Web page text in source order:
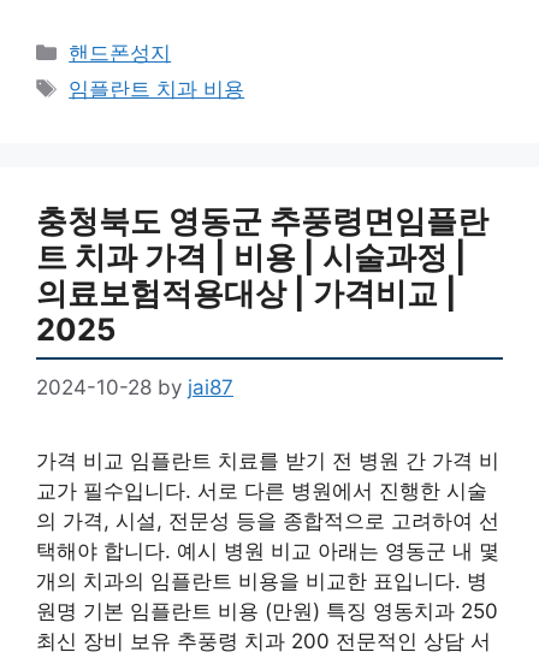
Categories
핸드폰성지
Tags
임플란트 치과 비용
충청북도 영동군 추풍령면임플란
트 치과 가격 | 비용 | 시술과정 |
의료보험적용대상 | 가격비교 |
2025
2024-10-28 by jai87
가격 비교 임플란트 치료를 받기 전 병원 간 가격 비
교가 필수입니다. 서로 다른 병원에서 진행한 시술
의 가격, 시설, 전문성 등을 종합적으로 고려하여 선
택해야 합니다. 예시 병원 비교 아래는 영동군 내 몇
개의 치과의 임플란트 비용을 비교한 표입니다. 병
원명 기본 임플란트 비용 (만원) 특징 영동치과 250
최신 장비 보유 추풍령 치과 200 전문적인 상담 서